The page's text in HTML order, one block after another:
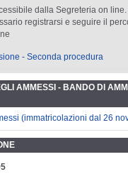
dalla Segreteria on
registrarsi e seguire il
- Seconda procedura
AMMESSI - BANDO DI
(immatricolazioni dal 26